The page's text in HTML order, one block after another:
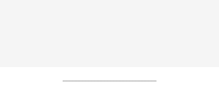
----------------------------------------------------------------